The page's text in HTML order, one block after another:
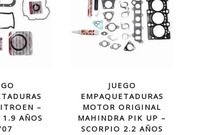
–
1.9 AÑOS
JUEGO
EMPAQUETADURAS
MOTOR ORIGINAL
MAHINDRA PIK UP –
SCORPIO 2.2 AÑOS